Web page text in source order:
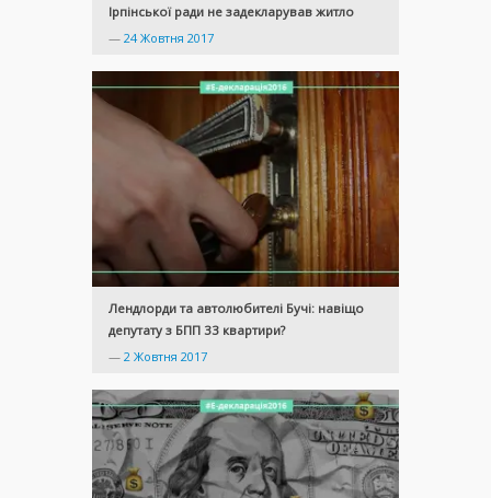
Ірпінської ради не задекларував житло
— 24 Жовтня 2017
Лендлорди та автолюбителі Бучі: навіщо
депутату з БПП 33 квартири?
— 2 Жовтня 2017